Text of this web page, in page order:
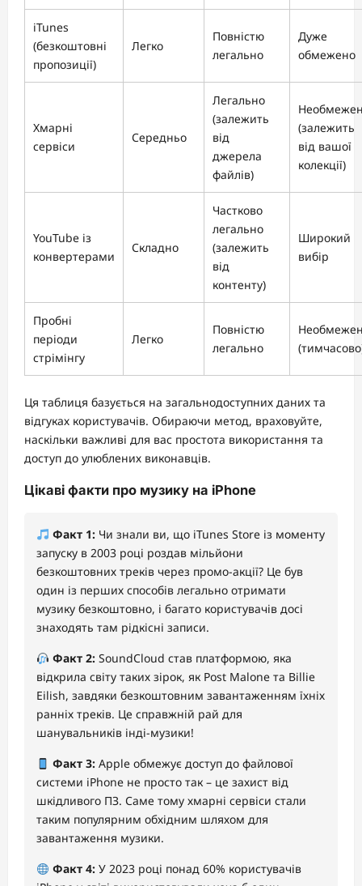
iTunes
(безкоштовні
пропозиції)
Легко
Повністю
легально
Дуже
обмежено
Хмарні
сервіси
Середньо
Легально
(залежить
від
джерела
файлів)
(залежить
від вашої
колекції)
YouTube із
конвертерами
Складно
Частково
легально
(залежить
від
контенту)
Широкий
вибір
Пробні
періоди
стрімінгу
Легко
Повністю
легально
Ця таблиця базується на загальнодоступних даних та
відгуках користувачів. Обираючи метод, враховуйте,
наскільки важливі для вас простота використання та
доступ до улюблених виконавців.
Цікаві факти про музику на iPhone
Факт 1:Чи знали ви, що iTunes Store із моменту
запуску в 2003 році роздав мільйони
безкоштовних треків через промо-акції? Це був
один із перших способів легально отримати
музику безкоштовно, і багато користувачів досі
знаходять там рідкісні записи.
Факт 2:SoundCloud став платформою, яка
відкрила світу таких зірок, як Post Malone та Billie
Eilish, завдяки безкоштовним завантаженням їхніх
ранніх треків. Це справжній рай для
шанувальників інді-музики!
Факт 3:Apple обмежує доступ до файлової
системи iPhone не просто так – це захист від
шкідливого ПЗ. Саме тому хмарні сервіси стали
таким популярним обхідним шляхом для
завантаження музики.
Факт 4:У 2023 році понад 60% користувачів